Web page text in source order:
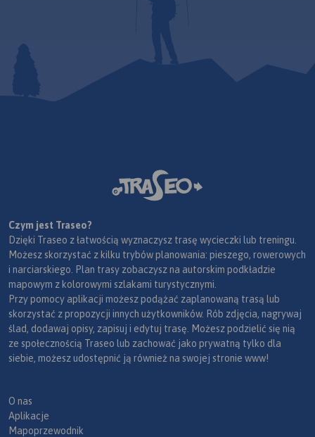
Czym jest Traseo?
Dzięki Traseo z łatwością wyznaczysz trasę wycieczki lub treningu.
Możesz skorzystać z kilku trybów planowania: pieszego, rowerowych
i narciarskiego. Plan trasy zobaczysz na autorskim podkładzie
mapowym z kolorowymi szlakami turystycznymi.
Przy pomocy aplikacji możesz podążać zaplanowaną trasą lub
skorzystać z propozycji innych użytkowników. Rób zdjęcia, nagrywaj
ślad, dodawaj opisy, zapisuj i edytuj trasę. Możesz podzielić się nią
ze społecznością Traseo lub zachować jako prywatną tylko dla
siebie, możesz udostępnić ją również na swojej stronie www!
O nas
Aplikacje
Mapoprzewodnik